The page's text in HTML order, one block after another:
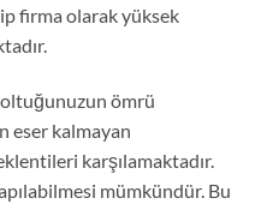
firma olarak yüksek
ömrü
eser kalmayan
karşılamaktadır.
mümkündür. Bu